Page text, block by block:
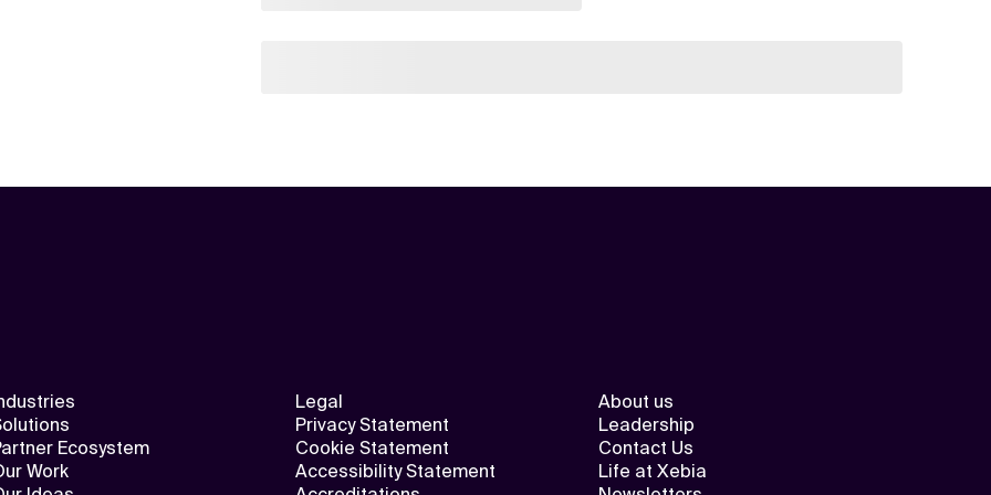
Ecosystem
Work
Legal
Privacy Statement
Cookie Statement
Accessibility Statement
About us
Leadership
Contact Us
Life at Xebia